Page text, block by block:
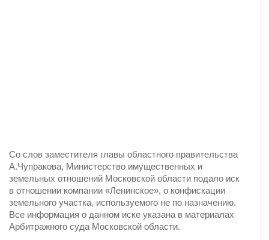
Со слов заместителя главы областного правительства
А.Чупракова, Министерство имущественных и
земельных отношений Московской области подало иск
в отношении компании «Ленинское», о конфискации
земельного участка, используемого не по назначению.
Все информация о данном иске указана в материалах
Арбитражного суда Московской области.